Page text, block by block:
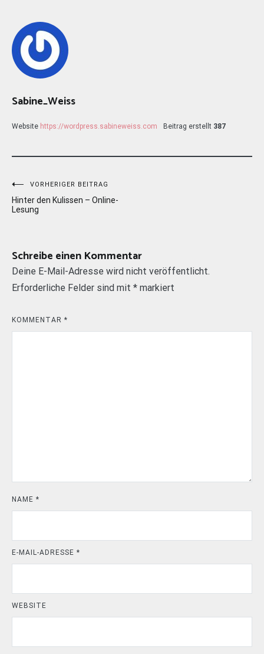
Sabine_Weiss
Website https://wordpress.sabineweiss.com Beitrag erstellt 387
Beitragsnavigation
VORHERIGER BEITRAG
Hinter den Kulissen – Online-
Lesung
Schreibe einen Kommentar
Deine E-Mail-Adresse wird nicht veröffentlicht.
Erforderliche Felder sind mit * markiert
KOMMENTAR *
NAME *
E-MAIL-ADRESSE *
WEBSITE